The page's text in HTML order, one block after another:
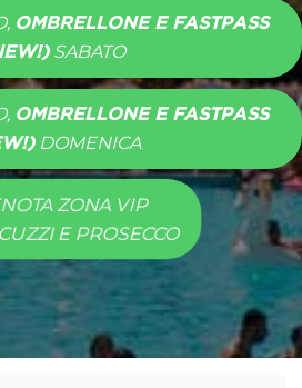
OMBRELLONE E FASTPASS
SABATO
OMBRELLONE E FASTPASS
DOMENICA
ZONA VIP
E PROSECCO